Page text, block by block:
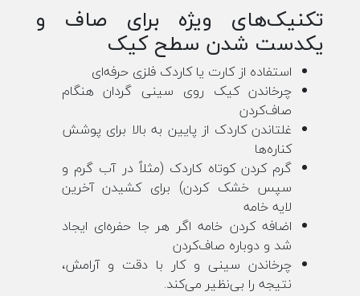
تکنیک‌های ویژه برای صاف و
یکدست شدن سطح کیک
استفاده از کارت یا کاردک فلزی حرفه‌ای
چرخاندن کیک روی سینی گردان هنگام
صاف‌کردن
غلتاندن کاردک از پایین به بالا برای پوشش
کناره‌ها
گرم کردن کوتاه کاردک (مثلاً در آب گرم و
سپس خشک کردن) برای کشیدن آخرین
لایه خامه
اضافه کردن خامه اگر هر جا حفره‌ای ایجاد
شد و دوباره صاف‌کردن
چرخاندن سینی و کار با دقت و آرامش،
نتیجه را بی‌نظیر می‌کند.